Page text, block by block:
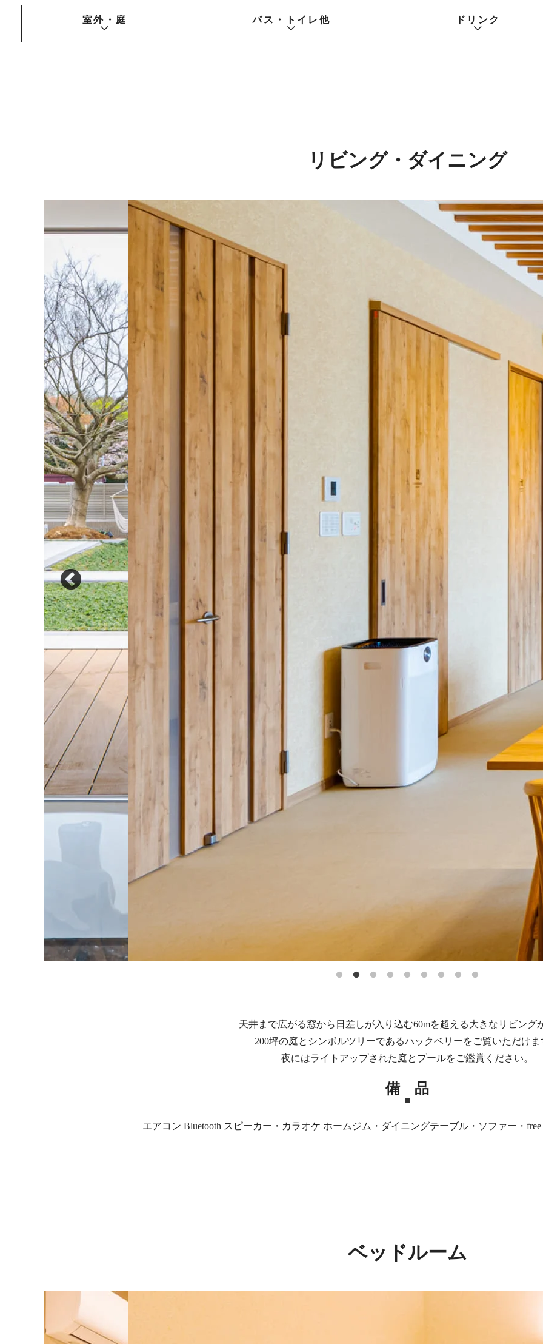
室外・庭 バス・トイレ他 ドリンク
リビング・ダイニング
天井まで広がる窓から日差しが入り込む60mを超える大きなリビング
200坪の庭とシンボルツリーであるハックベリーをご覧いただけま
夜にはライトアップされた庭とプールをご鑑賞ください。
備 品
エアコン Bluetooth スピーカー・カラオケ ホームジム・ダイニングテーブル・ソファー・
ベッドルーム